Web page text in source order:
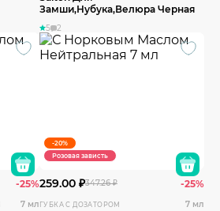
Замши,Нубука,Велюра Черная
5 2
-25%
7 мл
-20%
Розовая зависть
259.00 ₽347.26 ₽ -25%
ГУБКА С ДОЗАТОРОМ 7 мл